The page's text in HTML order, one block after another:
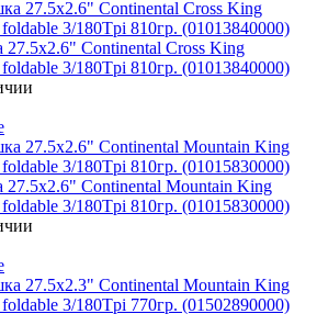
Continental Cross King
3/180Tpi 810гр. (01013840000)
Continental Mountain King
3/180Tpi 810гр. (01015830000)